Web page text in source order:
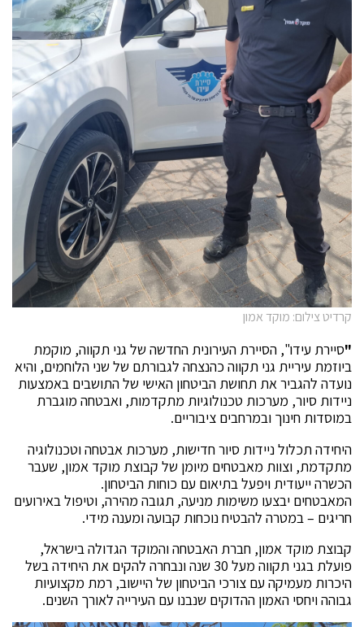
קרדיט צילום: מוקד אמון
"סיירת עידו", הסיירת העירונית החדשה של גני תקווה, מוקמת
ביוזמת עיריית גני תקווה כהנצחה לגבורתם של שני הלוחמים, והיא
נועדה להגביר את תחושת הביטחון האישי של התושבים באמצעות
ניידות סיור, מערכות טכנולוגיות מתקדמות, ואבטחה מוגברת
במוסדות חינוך ובמרחבים ציבוריים.
היחידה תכלול ניידות סיור חדישות, מערכות אבטחה וטכנולוגיה
מתקדמת, וצוות מאבטחים מיומן של קבוצת מוקד אמון, שעבר
הכשרה ייעודית ויפעל בתיאום עם כוחות הביטחון.
המאבטחים יבצעו משימות מניעה, תגובה מהירה, וטיפול באירועים
חריגים – במטרה להבטיח נוכחות קבועה ומענה מידי.
קבוצת מוקד אמון, חברת האבטחה והמוקד הגדולה בישראל,
פועלת בגני תקווה מעל 30 שנה ונבחרה להקים את היחידה בשל
היכרות מעמיקה עם צורכי הביטחון של היישוב, רמת מקצועיות
גבוהה ויחסי האמון ההדוקים שנבנו עם העירייה לאורך השנים.